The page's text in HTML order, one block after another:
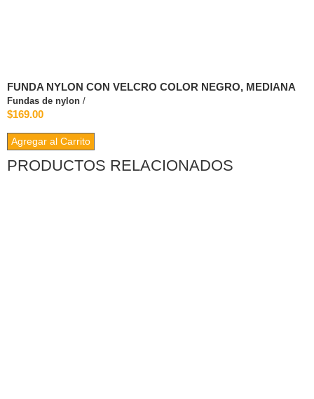
FUNDA NYLON CON VELCRO COLOR NEGRO, MEDIANA
Fundas de nylon /
$169.00
Agregar al Carrito
PRODUCTOS RELACIONADOS